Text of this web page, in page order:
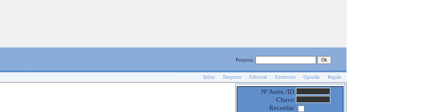
Pesquisa:
Início Desporto Editorial Entrevista Opinião Região
Nº Assin./ID:
Chave:
Recordar: